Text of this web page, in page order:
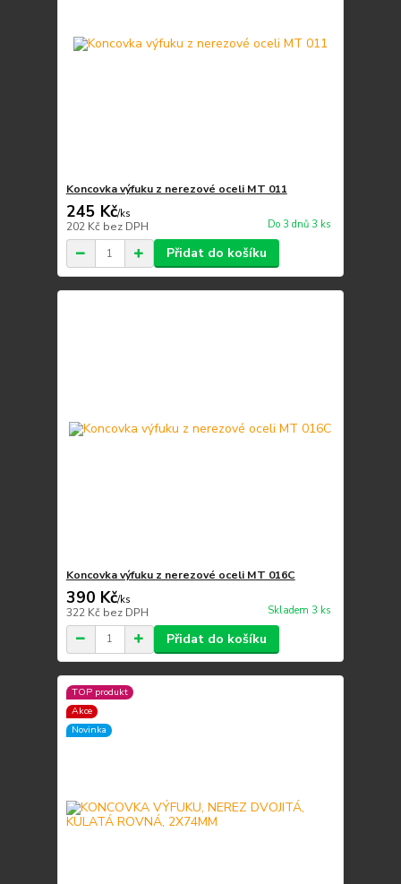
Koncovka výfuku z nerezové oceli MT 011
245 Kč/ks
202 Kč bez DPH Do 3 dnů 3 ks
Přidat do košíku
Koncovka výfuku z nerezové oceli MT 016C
390 Kč/ks
322 Kč bez DPH Skladem 3 ks
Přidat do košíku
TOP produkt
Akce
Novinka